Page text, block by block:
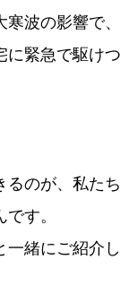
波の影響で、
に緊急で駆けつ
るのが、私たち
す。
一緒にご紹介し